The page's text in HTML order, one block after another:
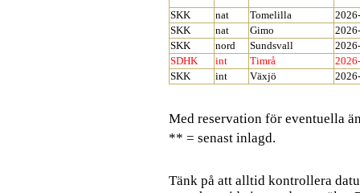
SKK
nat Tomelilla
SKK
nat Gimo
SKK
nord Sundsvall
SDHK
int Timrå
SKK
int Växjö
Med reservation för eventuella
** = senast inlagd.
Tänk på att alltid kontrollera